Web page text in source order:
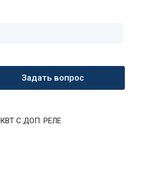
Задать вопрос
С ДОП. РЕЛЕ